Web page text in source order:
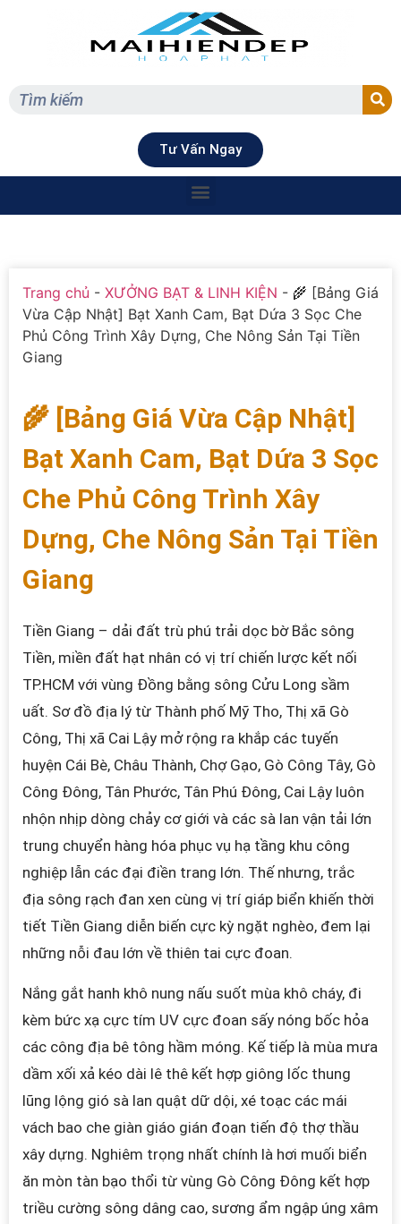
Tư Vấn Ngay
Trang chủ - XƯỞNG BẠT & LINH KIỆN - 🌾 [Bảng Giá
Vừa Cập Nhật] Bạt Xanh Cam, Bạt Dứa 3 Sọc Che
Phủ Công Trình Xây Dựng, Che Nông Sản Tại Tiền
Giang
🌾 [Bảng Giá Vừa Cập Nhật]
Bạt Xanh Cam, Bạt Dứa 3 Sọc
Che Phủ Công Trình Xây
Dựng, Che Nông Sản Tại Tiền
Giang
Tiền Giang – dải đất trù phú trải dọc bờ Bắc sông
Tiền, miền đất hạt nhân có vị trí chiến lược kết nối
TP.HCM với vùng Đồng bằng sông Cửu Long sầm
uất. Sơ đồ địa lý từ Thành phố Mỹ Tho, Thị xã Gò
Công, Thị xã Cai Lậy mở rộng ra khắp các tuyến
huyện Cái Bè, Châu Thành, Chợ Gạo, Gò Công Tây, Gò
Công Đông, Tân Phước, Tân Phú Đông, Cai Lậy luôn
nhộn nhịp dòng chảy cơ giới và các sà lan vận tải lớn
trung chuyển hàng hóa phục vụ hạ tầng khu công
nghiệp lẫn các đại điền trang lớn. Thế nhưng, trắc
địa sông rạch đan xen cùng vị trí giáp biển khiến thời
tiết Tiền Giang diễn biến cực kỳ ngặt nghèo, đem lại
những nỗi đau lớn về thiên tai cực đoan.
Nắng gắt hanh khô nung nấu suốt mùa khô cháy, đi
kèm bức xạ cực tím UV cực đoan sấy nóng bốc hỏa
các công địa bê tông hầm móng. Kế tiếp là mùa mưa
dầm xối xả kéo dài lê thê kết hợp giông lốc thung
lũng lộng gió sà lan quật dữ dội, xé toạc các mái
vách bao che giàn giáo gián đoạn tiến độ thợ thầu
xây dựng. Nghiêm trọng nhất chính là hơi muối biển
ăn mòn tàn bạo thổi từ vùng Gò Công Đông kết hợp
triều cường sông dâng cao, sương ẩm ngập úng xâm